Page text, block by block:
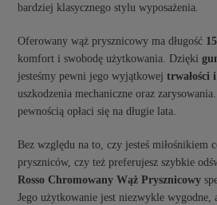
bardziej klasycznego stylu wyposażenia.
Oferowany wąż prysznicowy ma długość
komfort i swobodę użytkowania. Dzięki
jesteśmy pewni jego wyjątkowejtrwałości
uszkodzenia mechaniczne oraz
pewnością opłaci się na długie lata.
Bez względu na to, czy jesteś miłośnikiem
pryszniców, czy też preferujesz szybkie
Rosso Chromowany Wąż Prysznicowy
Jego użytkowanie jest niezwykle wygodne,